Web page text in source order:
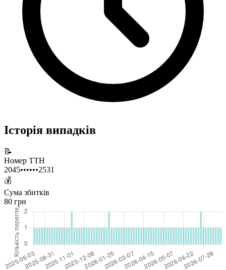
Історія випадків
📝
Номер ТТН
2045••••••2531
💰
Сума збитків
80 грн